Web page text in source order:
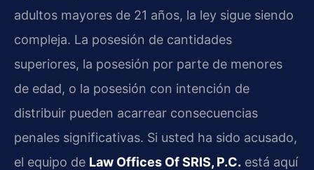
adultos mayores de 21 años, la ley sigue siendo
compleja. La posesión de cantidades
superiores, la posesión por parte de menores
de edad, o la posesión con intención de
distribuir pueden acarrear consecuencias
penales significativas. Si usted ha sido acusado,
el equipo de Law Offices Of SRIS, P.C. está aquí